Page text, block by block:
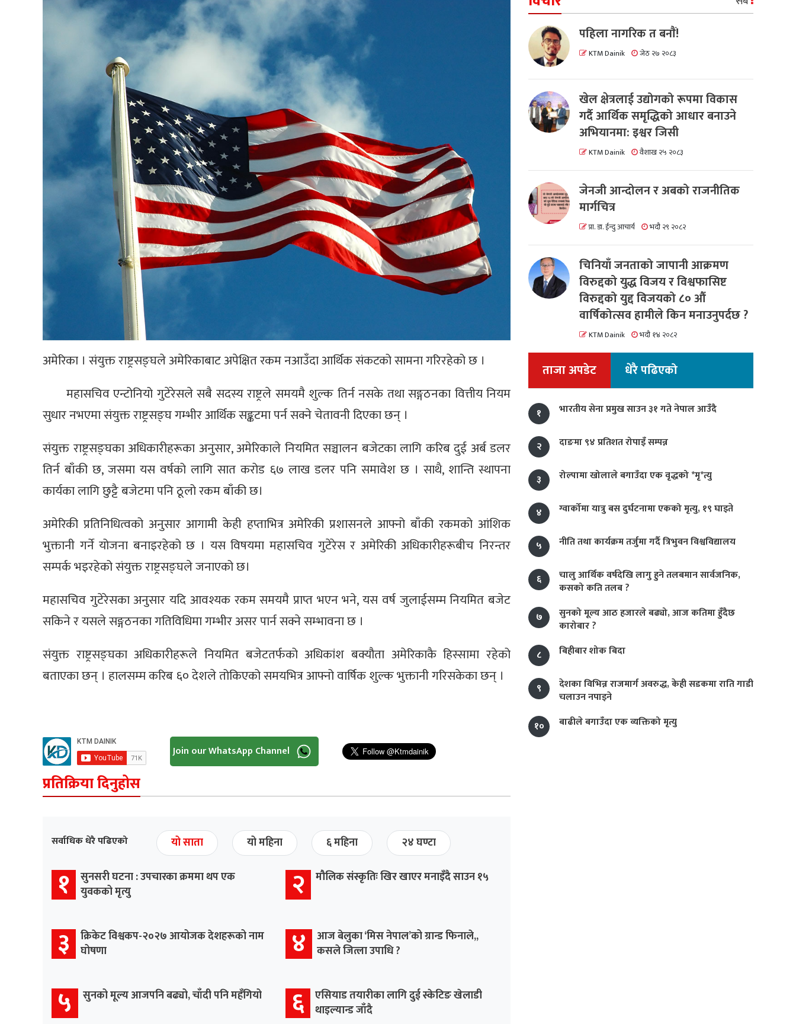
अमेरिका । संयुक्त राष्ट्रसङ्घले अमेरिकाबाट अपेक्षित रकम नआउँदा आर्थिक संकटको सामना गरिरहेको छ ।
महासचिव एन्टोनियो गुटेरेसले सबै सदस्य राष्ट्रले समयमै शुल्क तिर्न नसके तथा सङ्गठनका वित्तीय नियम
सुधार नभएमा संयुक्त राष्ट्रसङ्घ गम्भीर आर्थिक सङ्कटमा पर्न सक्ने चेतावनी दिएका छन् ।
संयुक्त राष्ट्रसङ्घका अधिकारीहरूका अनुसार, अमेरिकाले नियमित सञ्चालन बजेटका लागि करिब दुई अर्ब डलर
तिर्न बाँकी छ, जसमा यस वर्षको लागि सात करोड ६७ लाख डलर पनि समावेश छ । साथै, शान्ति स्थापना
कार्यका लागि छुट्टै बजेटमा पनि ठूलो रकम बाँकी छ।
अमेरिकी प्रतिनिधित्वको अनुसार आगामी केही हप्ताभित्र अमेरिकी प्रशासनले आफ्नो बाँकी रकमको आंशिक
भुक्तानी गर्ने योजना बनाइरहेको छ । यस विषयमा महासचिव गुटेरेस र अमेरिकी अधिकारीहरूबीच निरन्तर
सम्पर्क भइरहेको संयुक्त राष्ट्रसङ्घले जनाएको छ।
महासचिव गुटेरेसका अनुसार यदि आवश्यक रकम समयमै प्राप्त भएन भने, यस वर्ष जुलाईसम्म नियमित बजेट
सकिने र यसले सङ्गठनका गतिविधिमा गम्भीर असर पार्न सक्ने सम्भावना छ ।
संयुक्त राष्ट्रसङ्घका अधिकारीहरूले नियमित बजेटतर्फको अधिकांश बक्यौता अमेरिकाकै हिस्सामा रहेको
बताएका छन् । हालसम्म करिब ६० देशले तोकिएको समयभित्र आफ्नो वार्षिक शुल्क भुक्तानी गरिसकेका छन् ।
Join our WhatsApp Channel
प्रतिक्रिया दिनुहोस
सर्वाधिक धेरै पढिएको यो साता यो महिना ६ महिना २४ घण्टा
१ सुनसरी घटना : उपचारका क्रममा थप एक
युवकको मृत्यु
२ मौलिक संस्कृतिः खिर खाएर मनाइँदै साउन १५
३ क्रिकेट विश्वकप-२०२७ आयोजक देशहरूको नाम
घोषणा
४ आज बेलुका ‘मिस नेपाल’को ग्रान्ड फिनाले,,
कसले जित्ला उपाधि ?
५ सुनको मूल्य आजपनि बढ्यो, चाँदी पनि महँगियो ६ एसियाड तयारीका लागि दुई स्केटिङ खेलाडी
थाइल्यान्ड जाँदै
पहिला नागरिक त बनाैं!
KTM Dainik जेठ २७ २०८३
खेल क्षेत्रलाई उद्योगको रूपमा विकास
गर्दै आर्थिक समृद्धिको आधार बनाउने
अभियानमा: इश्वर जिसी
KTM Dainik वैशाख २५ २०८३
जेनजी आन्दोलन र अबको राजनीतिक
मार्गचित्र
प्रा. डा. ईन्दु आचार्य भदौ २९ २०८२
चिनियाँ जनताको जापानी आक्रमण
विरुद्दको युद्ध विजय र विश्वफासिष्ट
विरुद्दको युद्द विजयको ८० औं
वार्षिकोत्सव हामीले किन मनाउनुपर्दछ ?
KTM Dainik भदौ १४ २०८२
ताजा अपडेट धेरै पढिएको
१ भारतीय सेना प्रमुख साउन ३१ गते नेपाल आउँदै
२ दाङमा ९४ प्रतिशत रोपाइँ सम्पन्न
३ रोल्पामा खोलाले बगाउँदा एक वृद्धको *मृ*त्यु
४ ग्वार्कोमा यात्रु बस दुर्घटनामा एकको मृत्यु, १९ घाइते
५ नीति तथा कार्यक्रम तर्जुमा गर्दै त्रिभुवन विश्वविद्यालय
६
चालु आर्थिक वर्षदेखि लागु हुने तलबमान सार्वजनिक,
कसको कति तलब ?
७
सुनको मूल्य आठ हजारले बढ्यो, आज कतिमा हुँदैछ
कारोबार ?
८
बिहीबार शोक बिदा
९
देशका विभिन्न राजमार्ग अवरुद्ध, केही सडकमा राति गाडी
चलाउन नपाइने
१०
बाढीले बगाउँदा एक व्यक्तिको मृत्यु